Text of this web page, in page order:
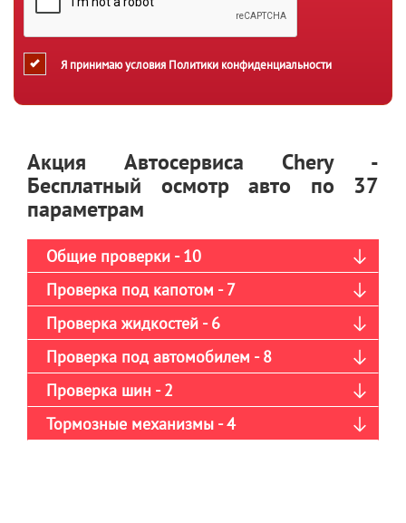
Я принимаю условия Политики конфиденциальности
Акция Автосервиса Chery -
Бесплатный осмотр авто по 37
параметрам
Общие проверки - 10
Проверка под капотом - 7
Проверка жидкостей - 6
Проверка под автомобилем - 8
Проверка шин - 2
Тормозные механизмы - 4